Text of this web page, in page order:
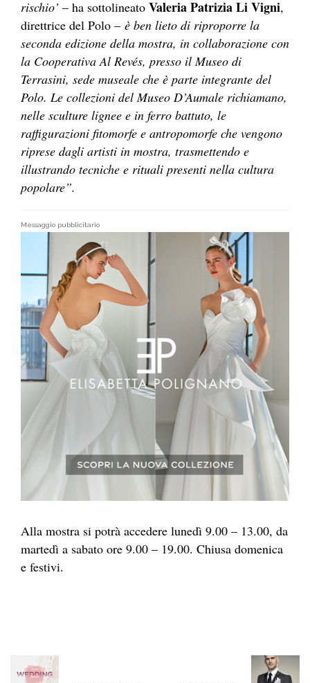
rischio’ – ha sottolineato Valeria Patrizia Li Vigni,
direttrice del Polo – è ben lieto di riproporre la
seconda edizione della mostra, in collaborazione con
la Cooperativa Al Revés, presso il Museo di
Terrasini, sede museale che è parte integrante del
Polo. Le collezioni del Museo D’Aumale richiamano,
nelle sculture lignee e in ferro battuto, le
raffigurazioni fitomorfe e antropomorfe che vengono
riprese dagli artisti in mostra, trasmettendo e
illustrando tecniche e rituali presenti nella cultura
popolare”.
Messaggio pubblicitario
Alla mostra si potrà accedere lunedì 9.00 – 13.00, da
martedì a sabato ore 9.00 – 19.00. Chiusa domenica
e festivi.